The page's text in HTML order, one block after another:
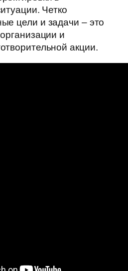
Четко
цели и задачи – это
и
акции.